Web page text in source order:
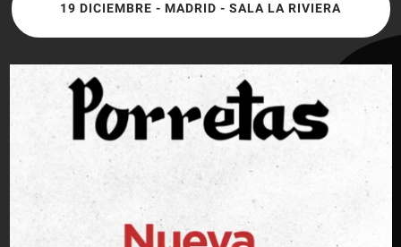
19 DICIEMBRE - MADRID - SALA LA RIVIERA